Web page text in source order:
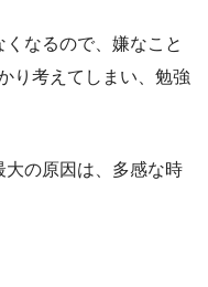
なるので、嫌なこと
り考えてしまい、勉強
大の原因は、多感な時